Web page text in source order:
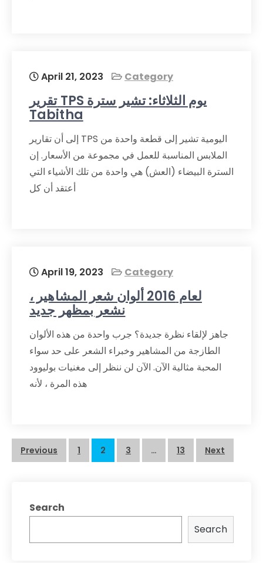
April 21, 2023 Category
تقرير TPS يوم الثلاثاء: تشير سترة
Tabitha
إلى أن تقارير TPS اليومية تشير إلى قطعة واحدة من
الملابس المناسبة للعمل في مجموعة من الأسعار. إن
السترة البيضاء (العش) هي واحدة من تلك الأشياء التي
أعتقد أن كل
April 19, 2023 Category
لعام 2016 ألوان شعر المشاهير ،
نشعر بمظهر جديد
جاهز لإلقاء نظرة جديدة؟ جرب واحدة من هذه الألوان
الطازجة من المشاهير وخبراء الشعر على حد سواء
المحبة مثالية الآن. الآن لن ننظر إلى مغنيات بوليوود
هذه المرة ، لأنه
Posts
Previous 1 2 3 … 13 Next
Search
Search